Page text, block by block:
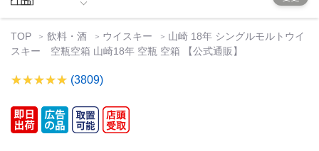
TOP 飲料・酒 ウイスキー
山崎 18年 シングルモルトウイ
スキー 空瓶空箱 山崎18年 空瓶 空箱 【公式通販】
(3809)